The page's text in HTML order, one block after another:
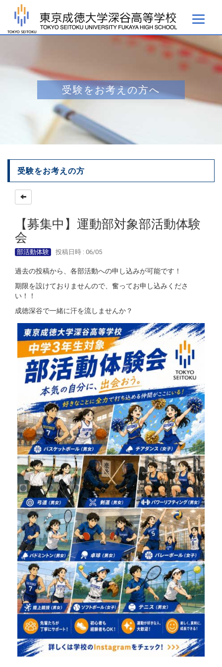
受験をお考えの方へ
受験をお考えの方
【募集中】運動部対象部活動体験
会
部活動体験 投稿日時 : 06/05
過去の投稿から、各部活動への申し込みが可能です！
期限を設けておりませんので、奮ってお申し込みくださ
い！！
成徳深谷で一緒に汗を流しませんか？